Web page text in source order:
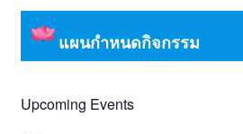
แผนกำหนดกิจกรรม
Upcoming Events